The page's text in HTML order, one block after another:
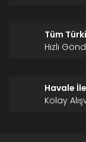
Tüm
Hızlı
Havale
Kolay